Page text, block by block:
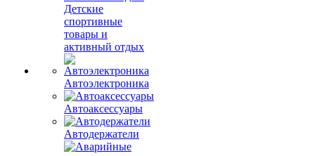
Детские
спортивные
товары и
активный отдых
Автоэлектроника
Автоаксессуары
Автодержатели